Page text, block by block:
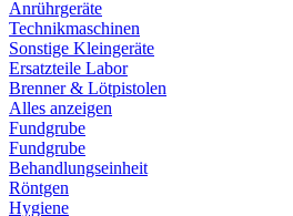
Anrührgeräte
Technikmaschinen
Sonstige Kleingeräte
Ersatzteile Labor
Brenner & Lötpistolen
Alles anzeigen
Fundgrube
Fundgrube
Behandlungseinheit
Röntgen
Hygiene